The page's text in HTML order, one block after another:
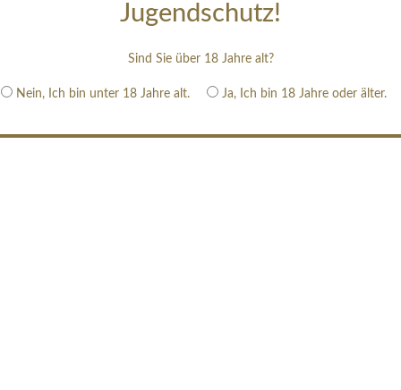
Jugendschutz!
Sind Sie über 18 Jahre alt?
Nein, Ich bin unter 18 Jahre alt. Ja, Ich bin 18 Jahre oder älter.